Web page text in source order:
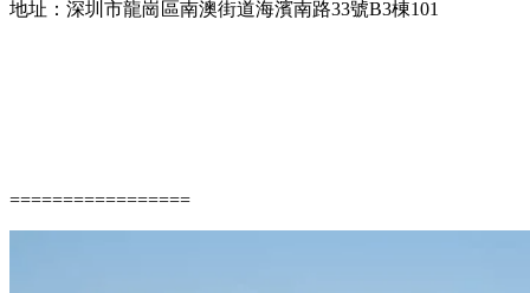
地址：深圳市龍崗區南澳街道海濱南路33號B3棟101
=================